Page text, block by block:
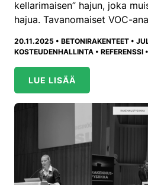
kellarimaisen” hajun, joka
hajua. Tavanomaiset VOC-
20.11.2025 • BETONIRAKENTEET •
KOSTEUDENHALLINTA • REFERENSSI •
LUE LISÄÄ